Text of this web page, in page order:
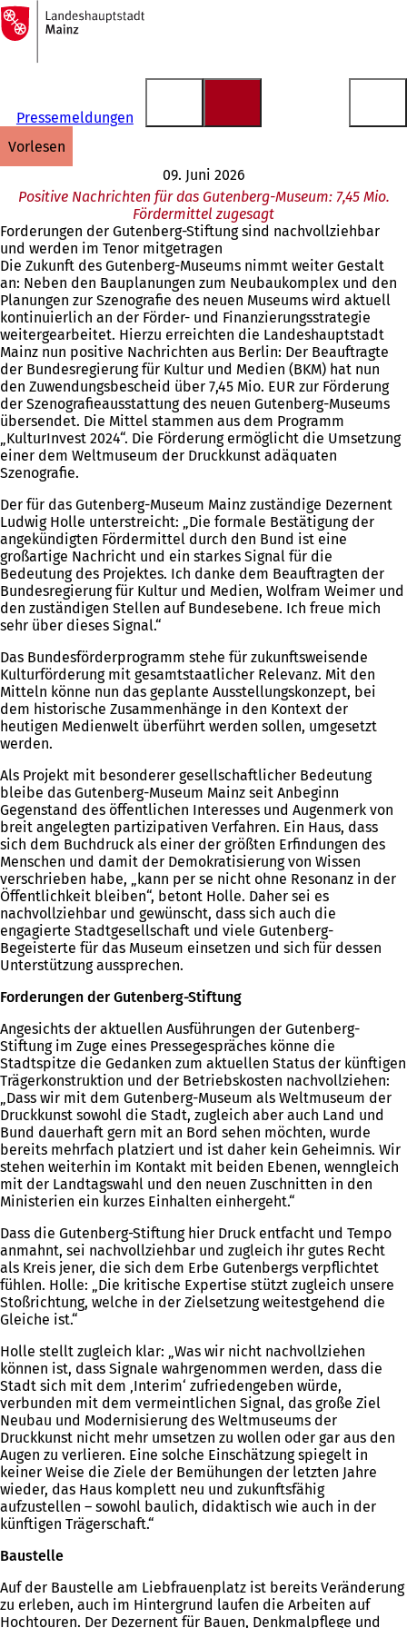
Inhalt anspringen
Zur
Startseite
Pressemeldungen
vorlesen
09. Juni 2026
Positive Nachrichten für das Gutenberg-Museum: 7,45 Mio.
Fördermittel zugesagt
Forderungen der Gutenberg-Stiftung sind nachvollziehbar
und werden im Tenor mitgetragen
Die Zukunft des Gutenberg-Museums nimmt weiter Gestalt
an: Neben den Bauplanungen zum Neubaukomplex und den
Planungen zur Szenografie des neuen Museums wird aktuell
kontinuierlich an der Förder- und Finanzierungsstrategie
weitergearbeitet. Hierzu erreichten die Landeshauptstadt
Mainz nun positive Nachrichten aus Berlin: Der Beauftragte
der Bundesregierung für Kultur und Medien (BKM) hat nun
den Zuwendungsbescheid über 7,45 Mio. EUR zur Förderung
der Szenografieausstattung des neuen Gutenberg-Museums
übersendet. Die Mittel stammen aus dem Programm
„KulturInvest 2024“. Die Förderung ermöglicht die Umsetzung
einer dem Weltmuseum der Druckkunst adäquaten
Szenografie.
Der für das Gutenberg-Museum Mainz zuständige Dezernent
Ludwig Holle unterstreicht: „Die formale Bestätigung der
angekündigten Fördermittel durch den Bund ist eine
großartige Nachricht und ein starkes Signal für die
Bedeutung des Projektes. Ich danke dem Beauftragten der
Bundesregierung für Kultur und Medien, Wolfram Weimer und
den zuständigen Stellen auf Bundesebene. Ich freue mich
sehr über dieses Signal.“
Das Bundesförderprogramm stehe für zukunftsweisende
Kulturförderung mit gesamtstaatlicher Relevanz. Mit den
Mitteln könne nun das geplante Ausstellungskonzept, bei
dem historische Zusammenhänge in den Kontext der
heutigen Medienwelt überführt werden sollen, umgesetzt
werden.
Als Projekt mit besonderer gesellschaftlicher Bedeutung
bleibe das Gutenberg-Museum Mainz seit Anbeginn
Gegenstand des öffentlichen Interesses und Augenmerk von
breit angelegten partizipativen Verfahren. Ein Haus, dass
sich dem Buchdruck als einer der größten Erfindungen des
Menschen und damit der Demokratisierung von Wissen
verschrieben habe, „kann per se nicht ohne Resonanz in der
Öffentlichkeit bleiben“, betont Holle. Daher sei es
nachvollziehbar und gewünscht, dass sich auch die
engagierte Stadtgesellschaft und viele Gutenberg-
Begeisterte für das Museum einsetzen und sich für dessen
Unterstützung aussprechen.
Forderungen der Gutenberg-Stiftung
Angesichts der aktuellen Ausführungen der Gutenberg-
Stiftung im Zuge eines Pressegespräches könne die
Stadtspitze die Gedanken zum aktuellen Status der künftigen
Trägerkonstruktion und der Betriebskosten nachvollziehen:
„Dass wir mit dem Gutenberg-Museum als Weltmuseum der
Druckkunst sowohl die Stadt, zugleich aber auch Land und
Bund dauerhaft gern mit an Bord sehen möchten, wurde
bereits mehrfach platziert und ist daher kein Geheimnis. Wir
stehen weiterhin im Kontakt mit beiden Ebenen, wenngleich
mit der Landtagswahl und den neuen Zuschnitten in den
Ministerien ein kurzes Einhalten einhergeht.“
Dass die Gutenberg-Stiftung hier Druck entfacht und Tempo
anmahnt, sei nachvollziehbar und zugleich ihr gutes Recht
als Kreis jener, die sich dem Erbe Gutenbergs verpflichtet
fühlen. Holle: „Die kritische Expertise stützt zugleich unsere
Stoßrichtung, welche in der Zielsetzung weitestgehend die
Gleiche ist.“
Holle stellt zugleich klar: „Was wir nicht nachvollziehen
können ist, dass Signale wahrgenommen werden, dass die
Stadt sich mit dem ‚Interim‘ zufriedengeben würde,
verbunden mit dem vermeintlichen Signal, das große Ziel
Neubau und Modernisierung des Weltmuseums der
Druckkunst nicht mehr umsetzen zu wollen oder gar aus den
Augen zu verlieren. Eine solche Einschätzung spiegelt in
keiner Weise die Ziele der Bemühungen der letzten Jahre
wieder, das Haus komplett neu und zukunftsfähig
aufzustellen – sowohl baulich, didaktisch wie auch in der
künftigen Trägerschaft.“
Baustelle
Auf der Baustelle am Liebfrauenplatz ist bereits Veränderung
zu erleben, auch im Hintergrund laufen die Arbeiten auf
Hochtouren. Der Dezernent für Bauen, Denkmalpflege und